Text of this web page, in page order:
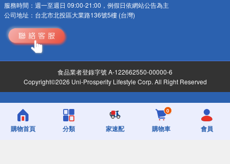
服務時間： 週一至週日 09:00-21:00，例假日依網站公告為主
公司地址： 台北市北投區大業路136號5樓 (台灣)
食品業者登錄字號 A-122662550-00000-6
Copyright©2026 Uni-Prosperity Lifestyle Corp. All Right Reserved
購物首頁 分類 家速配
0
購物車 會員